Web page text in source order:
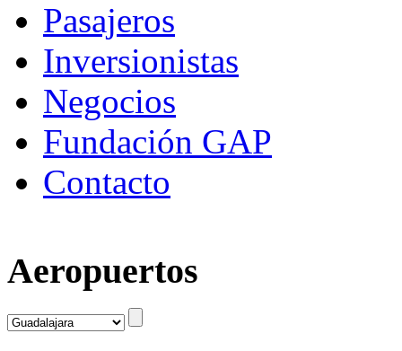
Pasajeros
Inversionistas
Negocios
Fundación GAP
Contacto
Aeropuertos